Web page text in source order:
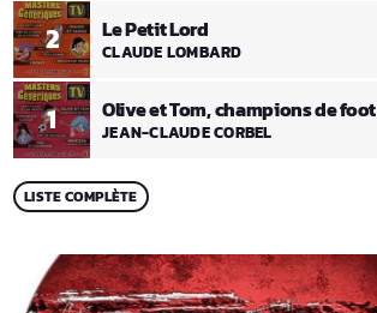
1 Olive et Tom, champions de foot
JEAN-CLAUDE CORBEL
2 Le Petit Lord
CLAUDE LOMBARD
LISTE COMPLÈTE